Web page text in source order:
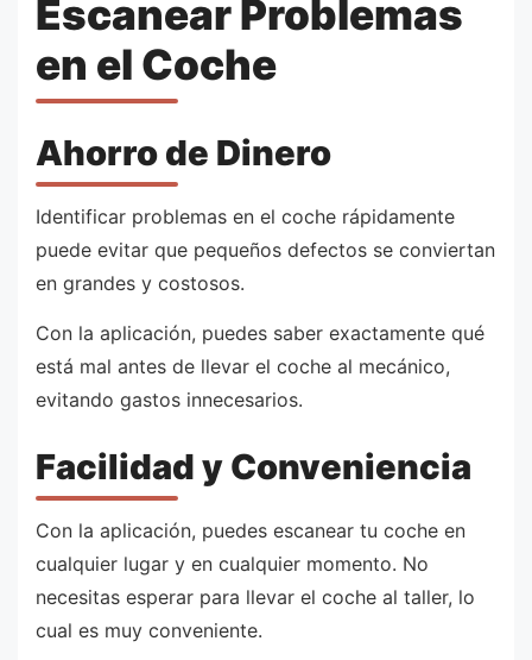
Escanear Problemas
en el Coche
Ahorro de Dinero
Identificar problemas en el coche rápidamente
puede evitar que pequeños defectos se conviertan
en grandes y costosos.
Con la aplicación, puedes saber exactamente qué
está mal antes de llevar el coche al mecánico,
evitando gastos innecesarios.
Facilidad y Conveniencia
Con la aplicación, puedes escanear tu coche en
cualquier lugar y en cualquier momento. No
necesitas esperar para llevar el coche al taller, lo
cual es muy conveniente.